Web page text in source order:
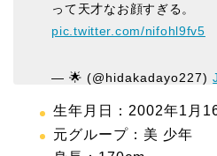
って天才なお顔すぎる。
pic.twitter.com/nifohl9fv5
— 🌟 (@hidakadayo227)
生年月日：2002年1月
元グループ：美 少年